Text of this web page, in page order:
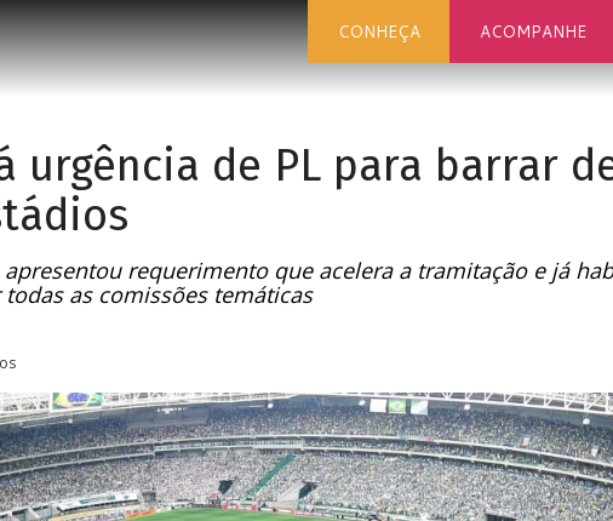
CONHEÇA ACOMPANHE
urgência de PL para barrar
requerimento que acelera a tramitação e já
as comissões temáticas